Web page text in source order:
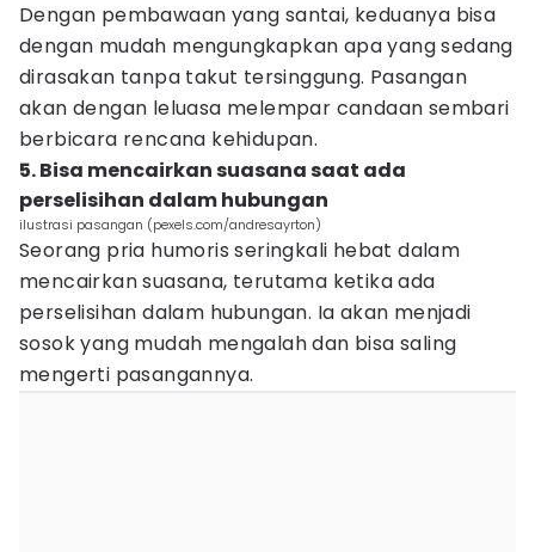
Dengan pembawaan yang santai, keduanya bisa
dengan mudah mengungkapkan apa yang sedang
dirasakan tanpa takut tersinggung. Pasangan
akan dengan leluasa melempar candaan sembari
berbicara rencana kehidupan.
5. Bisa mencairkan suasana saat ada
perselisihan dalam hubungan
ilustrasi pasangan (pexels.com/andresayrton)
Seorang pria humoris seringkali hebat dalam
mencairkan suasana, terutama ketika ada
perselisihan dalam hubungan. Ia akan menjadi
sosok yang mudah mengalah dan bisa saling
mengerti pasangannya.